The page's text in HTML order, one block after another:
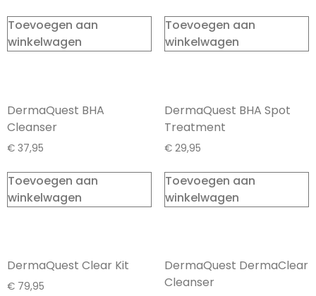
Toevoegen aan
winkelwagen
Toevoegen aan
winkelwagen
DermaQuest BHA
Cleanser
€ 37,95
Toevoegen aan
winkelwagen
DermaQuest BHA Spot
Treatment
€29,95
Toevoegen aan
winkelwagen
DermaQuest Clear Kit
€ 79,95
DermaQuest DermaClear
Cleanser